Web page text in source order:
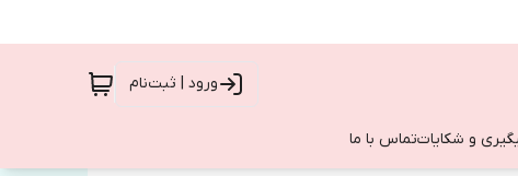
ورود | ثبت‌نام
و شکایاتتماس با ما